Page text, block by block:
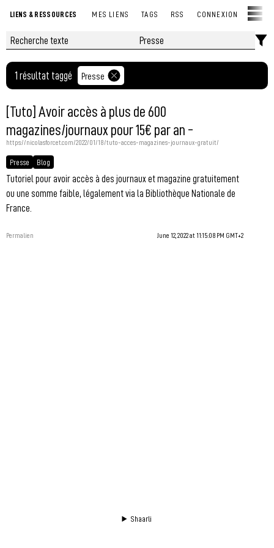
LIENS & RESSOURCES MES LIENS TAGS RSS CONNEXION
1 résultat taggé Presse
[Tuto] Avoir accès à plus de 600
magazines/journaux pour 15€ par an -
https://nicolasforcet.com/2022/01/18/tuto-acces-magazines-journaux-gratuit/
Presse Blog
Tutoriel pour avoir accès à des journaux et magazine gratuitement
ou une somme faible, légalement via la Bibliothèque Nationale de
France.
Permalien June 12, 2022 at 11:15:08 PM GMT+2
Shaarli